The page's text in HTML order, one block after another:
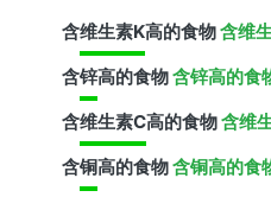
含维生素K高的食物含维
含锌高的食物含锌高的食
含维生素C高的食物含维
含铜高的食物含铜高的食